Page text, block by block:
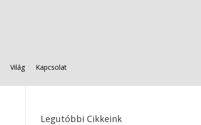
Világ Kapcsolat
Legutóbbi Cikkeink